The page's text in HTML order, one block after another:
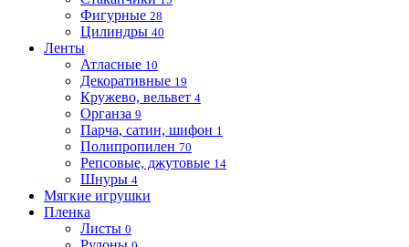
Фигурные 28
Цилиндры 40
Ленты
Атласные 10
Декоративные 19
Кружево, вельвет 4
Органза 9
Парча, сатин, шифон 1
Полипропилен 70
Репсовые, джутовые 14
Шнуры 4
Мягкие игрушки
Пленка
Листы 0